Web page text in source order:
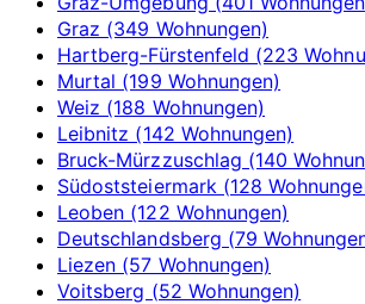
Graz (349 Wohnungen)
Hartberg-Fürstenfeld (223
Murtal (199 Wohnungen)
Weiz (188 Wohnungen)
Leibnitz (142 Wohnungen)
Bruck-Mürzzuschlag (140
Südoststeiermark (128
Leoben (122 Wohnungen)
Deutschlandsberg (79
Liezen (57 Wohnungen)
Voitsberg (52 Wohnungen)